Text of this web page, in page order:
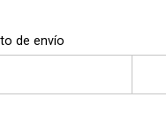
de envío